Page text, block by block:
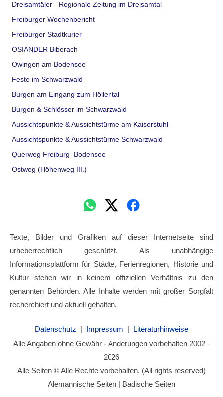
Dreisamtäler - Regionale Zeitung im Dreisamtal
Freiburger Wochenbericht
Freiburger Stadtkurier
OSIANDER Biberach
Owingen am Bodensee
Feste im Schwarzwald
Burgen am Eingang zum Höllental
Burgen & Schlösser im Schwarzwald
Aussichtspunkte & Aussichtstürme am Kaiserstuhl
Aussichtspunkte & Aussichtstürme Schwarzwald
Querweg Freiburg–Bodensee
Ostweg (Höhenweg III.)
Texte, Bilder und Grafiken auf dieser Internetseite sind
urheberrechtlich geschützt. Als unabhängige
Informationsplattform für Städte, Ferienregionen, Historie und
Kultur stehen wir in keinem offiziellen Verhältnis zu den
genannten Behörden. Alle Inhalte werden mit großer Sorgfalt
recherchiert und aktuell gehalten.
Datenschutz | Impressum | Literaturhinweise
Alle Angaben ohne Gewähr - Änderungen vorbehalten 2002 -
2026
Alle Seiten © Alle Rechte vorbehalten. (All rights reserved)
Alemannische Seiten | Badische Seiten